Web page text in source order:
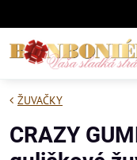
ŽUVAČKY
CRAZY